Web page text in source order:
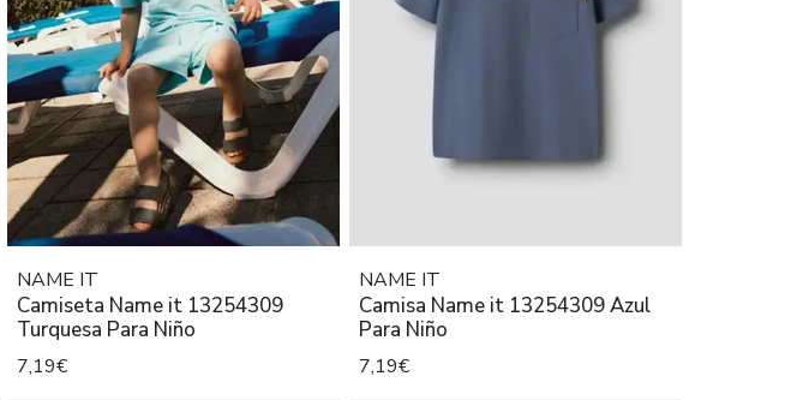
NAME IT
Camiseta Name it 13254309
Turquesa Para Niño
7,19€
NAME IT
Camisa Name it 13254309 Azul
Para Niño
7,19€